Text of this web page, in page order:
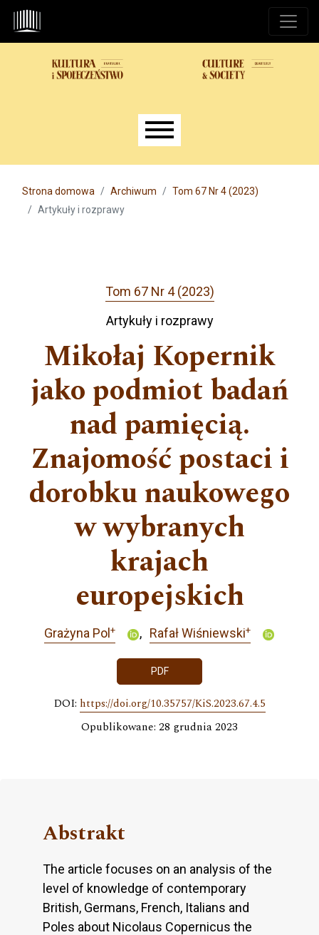
Przejdź do głównego menu
Przejdź do sekcji głównej
Przejdź do stopki
Main menu
Strona domowa Archiwum
Tom 67 Nr 4 (2023)
Artykuły i rozprawy
Tom 67 Nr 4 (2023)
Artykuły i rozprawy
Mikołaj Kopernik
jako podmiot badań
nad pamięcią.
Znajomość postaci i
dorobku naukowego
w wybranych
krajach
europejskich
Grażyna Pol + Rafał Wiśniewski+
PDF
DOI: https://doi.org/10.35757/KiS.2023.67.4.5
Opublikowane: 28 grudnia 2023
Abstrakt
The article focuses on an analysis of the
level of knowledge of contemporary
British, Germans, French, Italians and
Poles about Nicolaus Copernicus the